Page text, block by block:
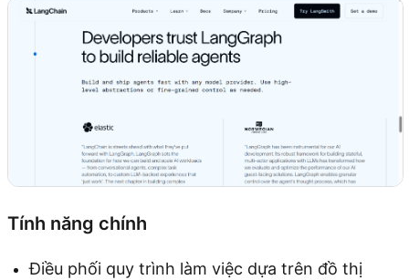
Tính năng chính
Điều phối quy trình làm việc dựa trên đồ thị